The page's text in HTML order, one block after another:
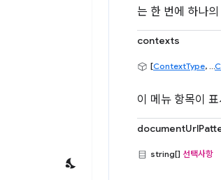
는 한 번에 하나
contexts
[ContextType, ...
이 메뉴 항목이
string[] 선택사항